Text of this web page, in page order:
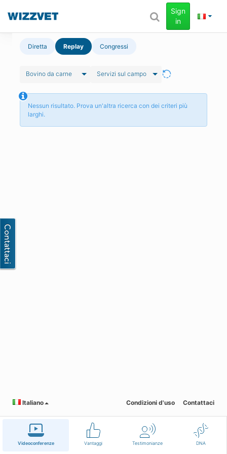
Videoconferenze Vantaggi Testimonianze DNA
Sign
in
Diretta Replay Congressi
Bovino da carne Servizi sul campo
Nessun risultato. Prova un'altra ricerca con dei criteri più
larghi.
Italiano Condizioni d'uso Contattaci